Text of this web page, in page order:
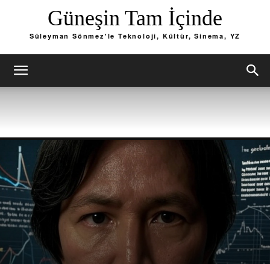
Güneşin Tam İçinde
Süleyman Sönmez'le Teknoloji, Kültür, Sinema, YZ